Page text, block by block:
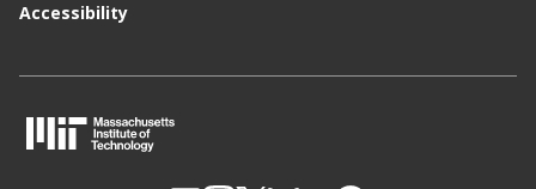
Accessibility